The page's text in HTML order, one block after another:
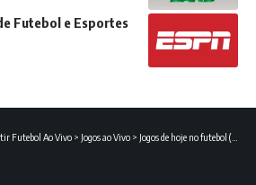
Futebol e Esportes
Futebol Ao Vivo > Jogos ao Vivo > Jogos de hoje no futebol (11/01): confira horários e onde assistir